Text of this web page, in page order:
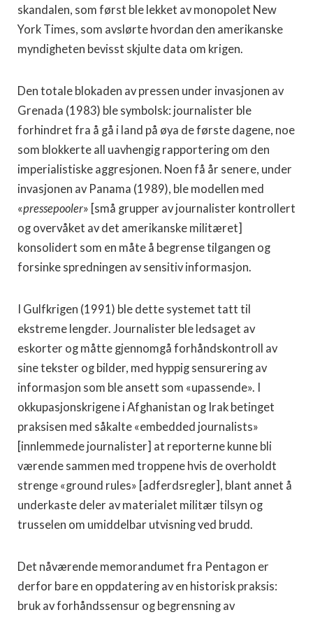
skandalen, som først ble lekket av monopolet New
York Times, som avslørte hvordan den amerikanske
myndigheten bevisst skjulte data om krigen.
Den totale blokaden av pressen under invasjonen av
Grenada (1983) ble symbolsk: journalister ble
forhindret fra å gå i land på øya de første dagene, noe
som blokkerte all uavhengig rapportering om den
imperialistiske aggresjonen. Noen få år senere, under
invasjonen av Panama (1989), ble modellen med
«pressepooler» [små grupper av journalister kontrollert
og overvåket av det amerikanske militæret]
konsolidert som en måte å begrense tilgangen og
forsinke spredningen av sensitiv informasjon.
I Gulfkrigen (1991) ble dette systemet tatt til
ekstreme lengder. Journalister ble ledsaget av
eskorter og måtte gjennomgå forhåndskontroll av
sine tekster og bilder, med hyppig sensurering av
informasjon som ble ansett som «upassende». I
okkupasjonskrigene i Afghanistan og Irak betinget
praksisen med såkalte «embedded journalists»
[innlemmede journalister] at reporterne kunne bli
værende sammen med troppene hvis de overholdt
strenge «ground rules» [adferdsregler], blant annet å
underkaste deler av materialet militær tilsyn og
trusselen om umiddelbar utvisning ved brudd.
Det nåværende memorandumet fra Pentagon er
derfor bare en oppdatering av en historisk praksis:
bruk av forhåndssensur og begrensning av